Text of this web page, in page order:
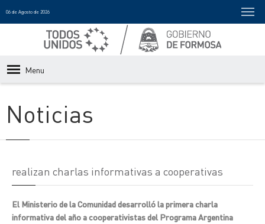
06 de Agosto de 2026
Menu
Noticias
realizan charlas informativas a cooperativas
El Ministerio de la Comunidad desarrolló la primera charla
informativa del año a cooperativistas del Programa Argentina